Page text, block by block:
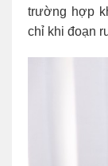
trường hợp
chỉ khi đoạn